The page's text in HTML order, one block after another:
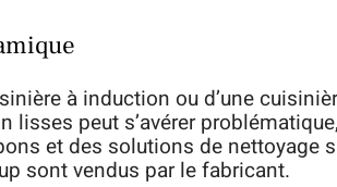
à induction ou d’une
lisses peut s’avérer
et des solutions de nettoyage
sont vendus par le fabricant.